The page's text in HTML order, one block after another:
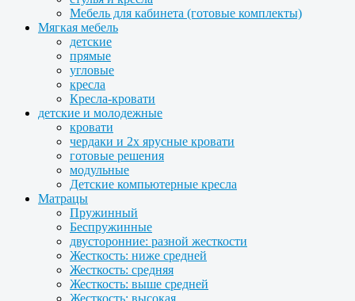
Мебель для кабинета (готовые комплекты)
Мягкая мебель
детские
прямые
угловые
кресла
Кресла-кровати
детские и молодежные
кровати
чердаки и 2х ярусные кровати
готовые решения
модульные
Детские компьютерные кресла
Матрацы
Пружинный
Беспружинные
двусторонние: разной жесткости
Жесткость: ниже средней
Жесткость: средняя
Жесткость: выше средней
Жесткость: высокая